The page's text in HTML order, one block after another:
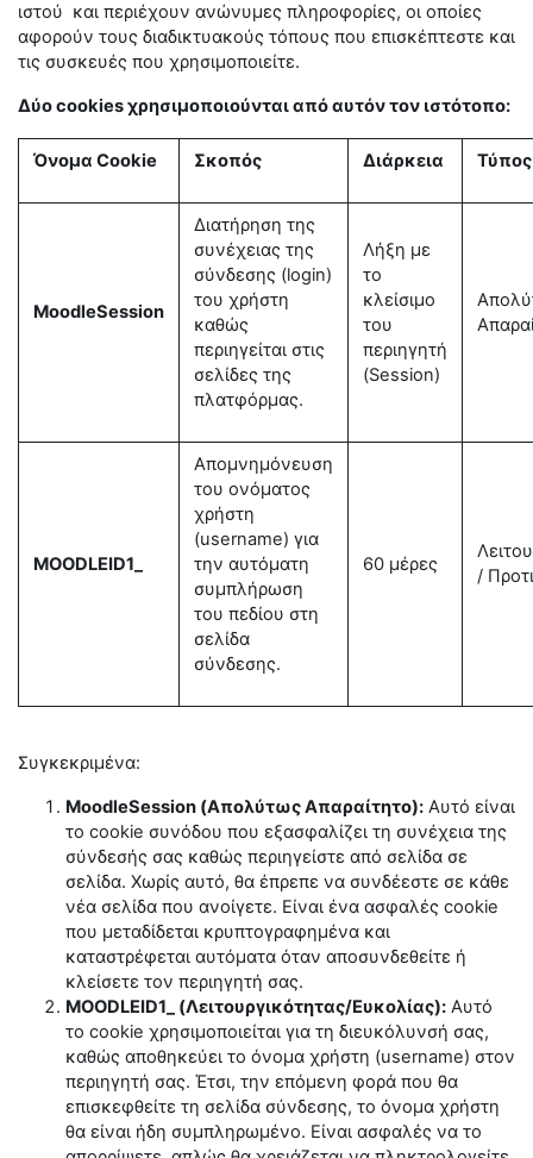
ιστού και περιέχουν ανώνυμες πληροφορίες, οι οποίες
αφορούν τους διαδικτυακούς τόπους που επισκέπτεστε και
τις συσκευές που χρησιμοποιείτε.
Δύο cookies χρησιμοποιούνται από αυτόν τον ιστότοπο:
Όνομα Cookie Σκοπός Διάρκεια Τύπος
MoodleSession
Διατήρηση της
συνέχειας της
σύνδεσης (login)
του χρήστη
καθώς
περιηγείται στις
σελίδες της
πλατφόρμας.
Λήξη με
το
κλείσιμο
του
περιηγητή
(Session)
MOODLEID1_
Απομνημόνευση
του ονόματος
χρήστη
(username) για
την αυτόματη
συμπλήρωση
του πεδίου στη
σελίδα
σύνδεσης.
60 μέρες
/
Συγκεκριμένα:
MoodleSession (Απολύτως Απαραίτητο): Αυτό είναι
το cookie συνόδου που εξασφαλίζει τη συνέχεια της
σύνδεσής σας καθώς περιηγείστε από σελίδα σε
σελίδα. Χωρίς αυτό, θα έπρεπε να συνδέεστε σε κάθε
νέα σελίδα που ανοίγετε. Είναι ένα ασφαλές cookie
που μεταδίδεται κρυπτογραφημένα και
καταστρέφεται αυτόματα όταν αποσυνδεθείτε ή
κλείσετε τον περιηγητή σας.
MOODLEID1_ (Λειτουργικότητας/Ευκολίας): Αυτό
το cookie χρησιμοποιείται για τη διευκόλυνσή σας,
καθώς αποθηκεύει το όνομα χρήστη (username) στον
περιηγητή σας. Έτσι, την επόμενη φορά που θα
επισκεφθείτε τη σελίδα σύνδεσης, το όνομα χρήστη
θα είναι ήδη συμπληρωμένο. Είναι ασφαλές να το